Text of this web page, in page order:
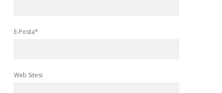
E-Posta*
Web Sitesi